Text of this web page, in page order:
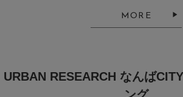
MORE
URBAN RESEARCH なんば